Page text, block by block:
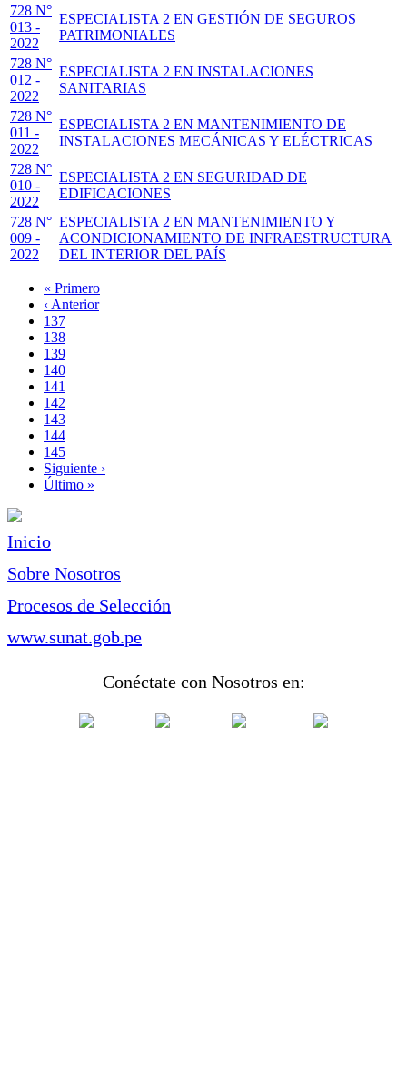
728 N°
013 -
2022
ESPECIALISTA 2 EN GESTIÓN DE SEGUROS
PATRIMONIALES
728 N°
012 -
2022
ESPECIALISTA 2 EN INSTALACIONES
SANITARIAS
728 N°
011 -
2022
ESPECIALISTA 2 EN MANTENIMIENTO DE
INSTALACIONES MECÁNICAS Y ELÉCTRICAS
728 N°
010 -
2022
ESPECIALISTA 2 EN SEGURIDAD DE
EDIFICACIONES
728 N°
009 -
2022
ESPECIALISTA 2 EN MANTENIMIENTO Y
ACONDICIONAMIENTO DE INFRAESTRUCTURA
DEL INTERIOR DEL PAÍS
Paginación
Primera
página
« Primero
Página
anterior
‹ Anterior
Page
137
Page
138
Page
139
Page
140
Página
actual
141
Page
142
Page
143
Page
144
Page
145
Siguiente
página
Siguiente ›
Última
Último »
Inicio
Sobre Nosotros
Procesos de Selección
www.sunat.gob.pe
Conéctate con Nosotros en: